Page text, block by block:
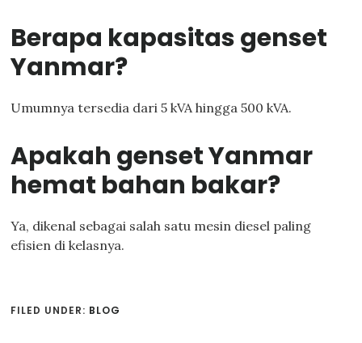
Berapa kapasitas genset
Yanmar?
Umumnya tersedia dari 5 kVA hingga 500 kVA.
Apakah genset Yanmar
hemat bahan bakar?
Ya, dikenal sebagai salah satu mesin diesel paling
efisien di kelasnya.
FILED UNDER: BLOG